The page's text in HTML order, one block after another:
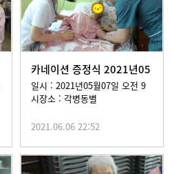
카네이션 증정식 2021년05
월07일
일시 : 2021년05월07일 오전 9
시장소 : 각병동별
2021.06.06 22:52